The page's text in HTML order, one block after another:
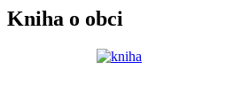
Kniha o obci